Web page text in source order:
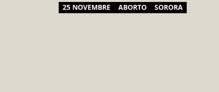
25 NOVEMBRE ABORTO SORORA